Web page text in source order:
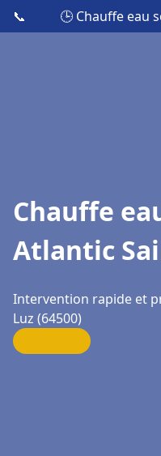
📞 🕒 Chauffe eau
Chauffe
Atlantic
Intervention rapide et
Luz (64500)